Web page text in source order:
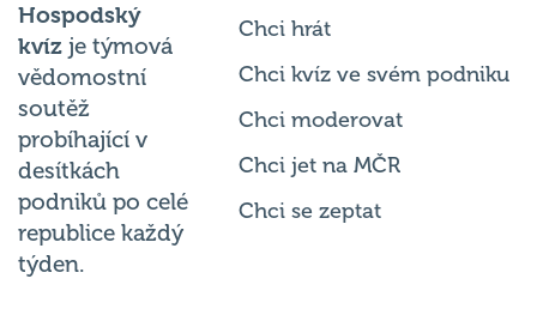
Hospodský
kvíz je týmová
vědomostní
soutěž
probíhající v
desítkách
podniků po celé
republice každý
týden.
Chci hrát
Chci kvíz ve svém podniku
Chci moderovat
Chci jet na MČR
Chci se zeptat